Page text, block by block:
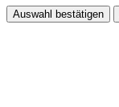
Auswahl bestätigen